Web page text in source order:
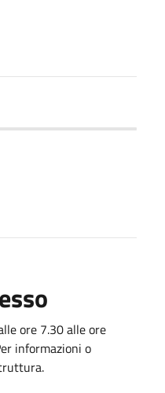
ore 7.30 alle ore
informazioni o